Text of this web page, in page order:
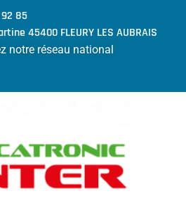
85
45400 FLEURY LES AUBRAIS
notre réseau national